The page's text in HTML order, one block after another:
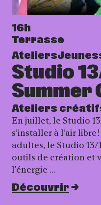
Studio
Summer
Ateliers
16h
Terrasse
En juillet, le Studio
s’installer à l’air libre
adultes, le Studio
outils de création et
l'énergie …
Ateliers
Découvrir